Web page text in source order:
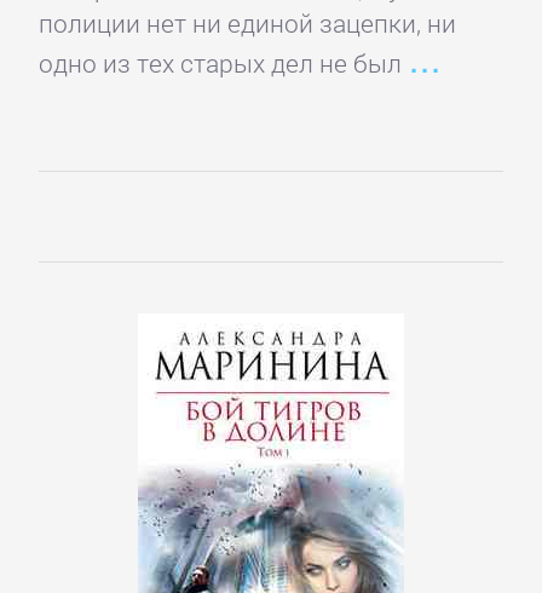
полиции нет ни единой зацепки, ни
одно из тех старых дел не был
подбор
бумаги,
БОЕВИКИ
фантастика